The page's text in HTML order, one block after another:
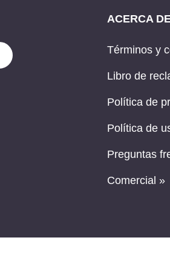
ACERCA
Términos y
Libro de
Política de
Política de
Preguntas
Comercial »